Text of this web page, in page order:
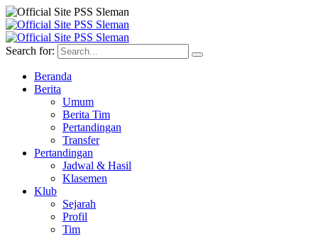
Search for:
Beranda
Berita
Umum
Berita Tim
Pertandingan
Transfer
Pertandingan
Jadwal & Hasil
Klasemen
Klub
Sejarah
Profil
Tim